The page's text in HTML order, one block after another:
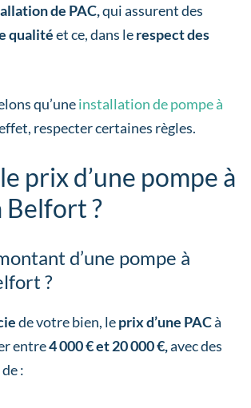
de PAC,qui assurent des
qualitéet ce, dans lerespect des
qu’uneinstallation de pompe à
respecter certaines règles.
prix d’une pompe à
Belfort ?
d’une pompe à
?
de votre bien, leprix d’une PACà
entre4 000 € et 20 000 €,avec des
: